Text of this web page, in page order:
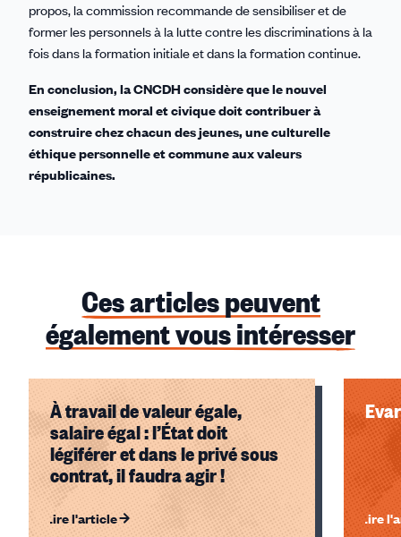
propos, la commission recommande de sensibiliser et de
former les personnels à la lutte contre les discriminations à la
fois dans la formation initiale et dans la formation continue.
En conclusion, la CNCDH considère que le nouvel
enseignement moral et civique doit contribuer à
construire chez chacun des jeunes, une culturelle
éthique personnelle et commune aux valeurs
républicaines.
Ces articles peuvent
également vous intéresser
À travail de valeur égale,
salaire égal : l’État doit
légiférer et dans le privé sous
contrat, il faudra agir !
Lire l'article Lire